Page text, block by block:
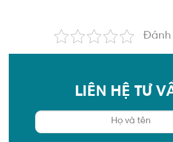
Đánh
LIÊN HỆ TƯ